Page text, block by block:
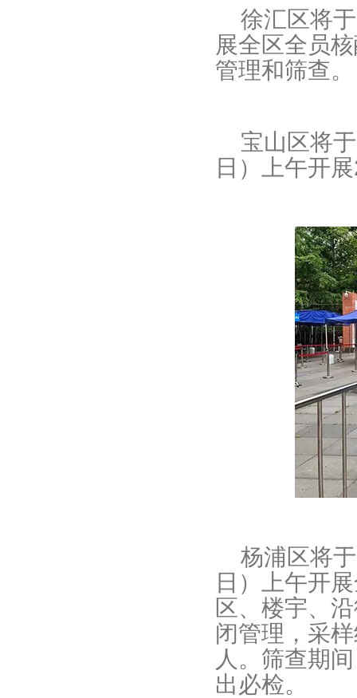
徐汇区将于
展全区全员
管理和筛查。
宝山区将于
日）上午开
杨浦区将于
日）上午开
区、楼宇、
闭管理，采
人。筛查期
出必检。